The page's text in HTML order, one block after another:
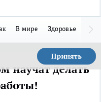
В мире Здоровье
Принять
научат делать